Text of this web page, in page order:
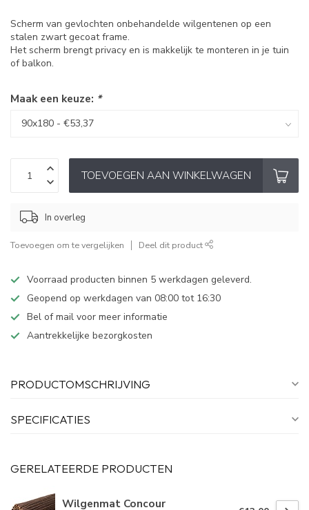
Scherm van gevlochten onbehandelde wilgentenen op een
stalen zwart gecoat frame.
Het scherm brengt privacy en is makkelijk te monteren in je tuin
of balkon.
Maak een keuze: *
TOEVOEGEN AAN WINKELWAGEN
In overleg
Toevoegen om te vergelijken Deel dit product
Voorraad producten binnen 5 werkdagen geleverd.
Geopend op werkdagen van 08:00 tot 16:30
Bel of mail voor meer informatie
Aantrekkelijke bezorgkosten
PRODUCTOMSCHRIJVING
SPECIFICATIES
GERELATEERDE PRODUCTEN
Wilgenmat Concour